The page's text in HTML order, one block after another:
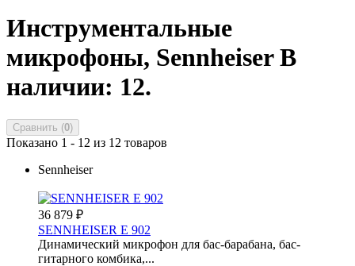
Инструментальные
микрофоны, Sennheiser В
наличии: 12.
Сравнить (0)
Показано 1 - 12 из 12 товаров
Sennheiser
36 879 ₽
SENNHEISER E 902
Динамический микрофон для бас-барабана, бас-
гитарного комбика,...